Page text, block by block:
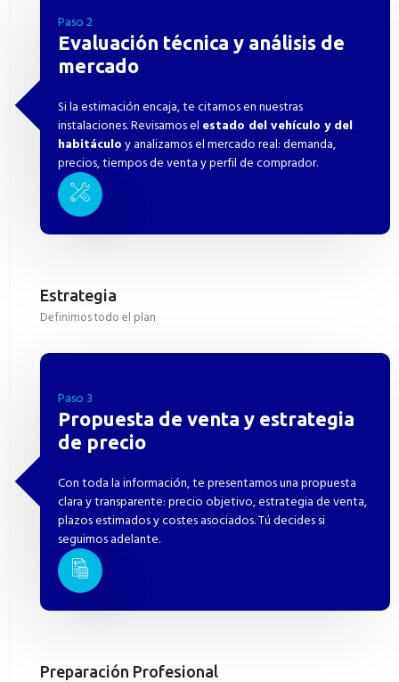
Paso 2
Evaluación técnica y análisis de
mercado
Si la estimación encaja, te citamos en nuestras
instalaciones. Revisamos el estado del vehículo y del
habitáculoy analizamos el mercado real: demanda,
precios, tiempos de venta y perfil de comprador.
Paso 3
Propuesta de venta y estrategia
de precio
Con toda la información, te presentamos una propuesta
clara y transparente: precio objetivo, estrategia de venta,
plazos estimados y costes asociados. Tú decides si
seguimos adelante.
Estrategia
Definimos todo el plan
Preparación Profesional